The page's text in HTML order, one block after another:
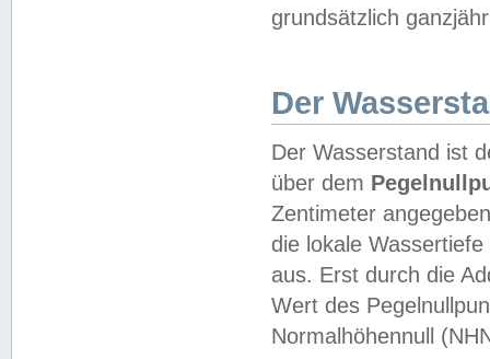
grundsätzlich
Der
Der Wasserstand ist
über dem
Zentimeter
die lokale
aus. Erst durch die
Wert des
Normalhöhennull